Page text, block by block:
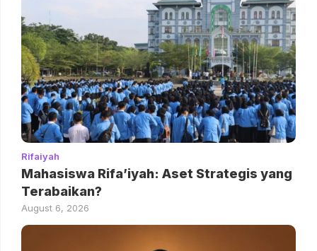
Rifaiyah
Mahasiswa Rifa’iyah: Aset Strategis yang
Terabaikan?
August 6, 2026